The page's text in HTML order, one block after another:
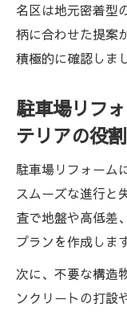
名区は地元密着型
柄に合わせた提案
積極的に確認しま
駐車場リフ
テリアの役割
駐車場リフォーム
スムーズな進行と
査で地盤や高低差
プランを作成します
次に、不要な構造
ンクリートの打設